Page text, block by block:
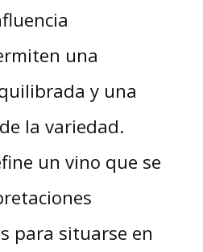
una
y una
la variedad.
un vino que se
para situarse en